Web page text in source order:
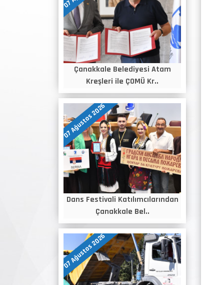
Çanakkale Belediyesi Atam
Kreşleri ile ÇOMÜ Kr..
07 Ağustos 2026
Dans Festivali Katılımcılarından
Çanakkale Bel..
07 Ağustos 2026